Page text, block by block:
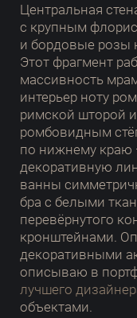
Центральная
с крупным
и бордовые розы
Этот фрагмент
массивность
интерьер ноту
римской шторой
ромбовидным
по нижнему краю
декоративную
ванны
бра с белыми
перевёрнутого
кронштейнами.
декоративными
описываю в
лучшего
объектами.